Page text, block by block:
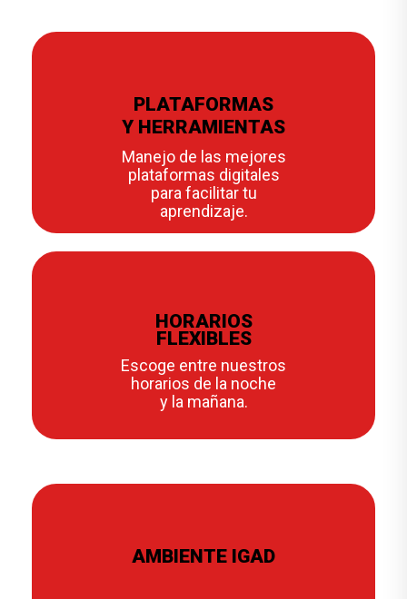
PLATAFORMAS
Y HERRAMIENTAS
Manejo de las mejores
plataformas digitales
para facilitar tu
aprendizaje.
HORARIOS
FLEXIBLES
Escoge entre nuestros
horarios de la noche
y la mañana.
AMBIENTE IGAD